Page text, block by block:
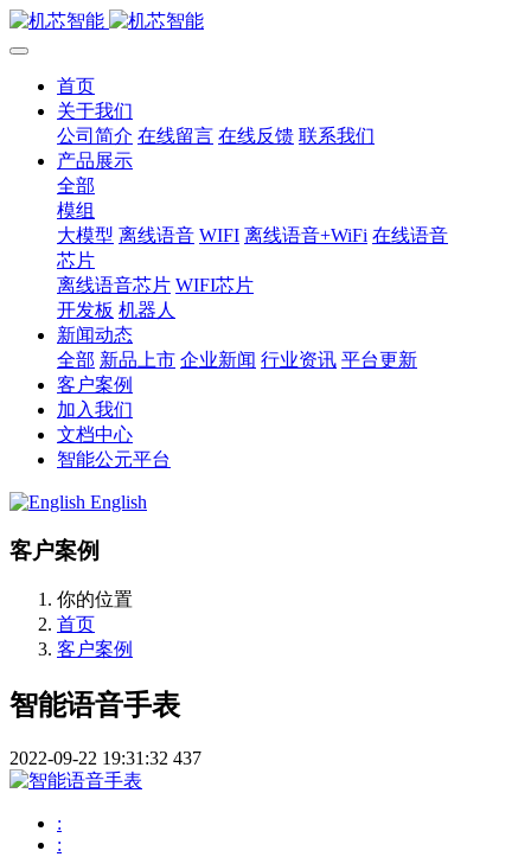
首页
关于我们
公司简介 在线留言 在线反馈 联系我们
产品展示
全部
模组
大模型 离线语音 WIFI 离线语音+WiFi 在线语音
芯片
离线语音芯片 WIFI芯片
开发板 机器人
新闻动态
全部 新品上市 企业新闻 行业资讯 平台更新
客户案例
加入我们
文档中心
智能公元平台
English
客户案例
你的位置
首页
客户案例
智能语音手表
2022-09-22 19:31:32 437
:
: